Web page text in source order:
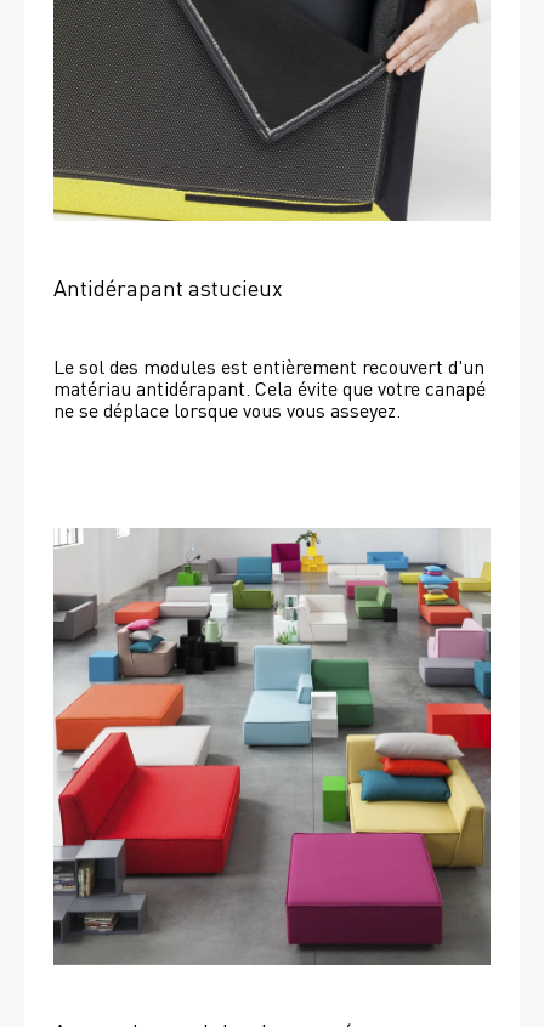
Antidérapant astucieux
Le sol des modules est entièrement recouvert d'un
matériau antidérapant. Cela évite que votre canapé
ne se déplace lorsque vous vous asseyez.